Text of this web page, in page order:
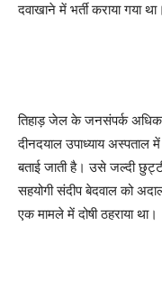
दवाखाने में भर्ती कराया गया था।
तिहाड़ जेल के जनसंपर्क
दीनदयाल उपाध्याय अस्पताल
बताई जाती है। उसे जल्दी
सहयोगी संदीप बेदवाल को
एक मामले में दोषी ठहराया था।